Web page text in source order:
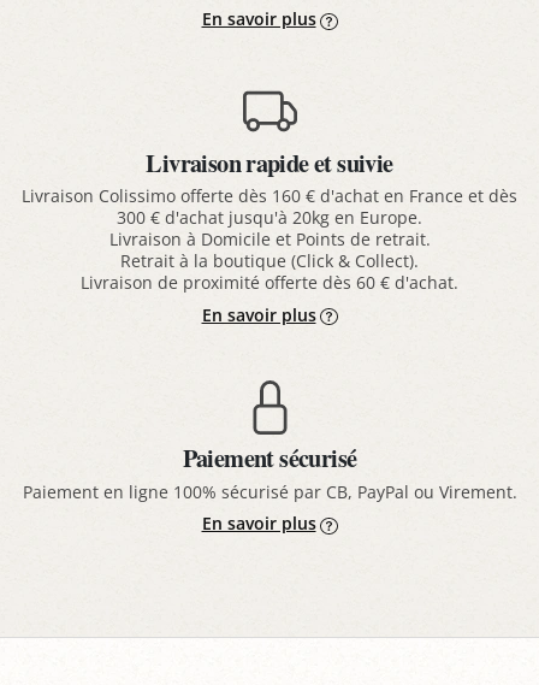
En savoir plus
Livraison rapide et suivie
Livraison Colissimo offerte dès 160 € d'achat en France et dès
300 € d'achat jusqu'à 20kg en Europe.
Livraison à Domicile et Points de retrait.
Retrait à la boutique (Click & Collect).
Livraison de proximité offerte dès 60 € d'achat.
En savoir plus
Paiement sécurisé
Paiement en ligne 100% sécurisé par CB, PayPal ou Virement.
En savoir plus